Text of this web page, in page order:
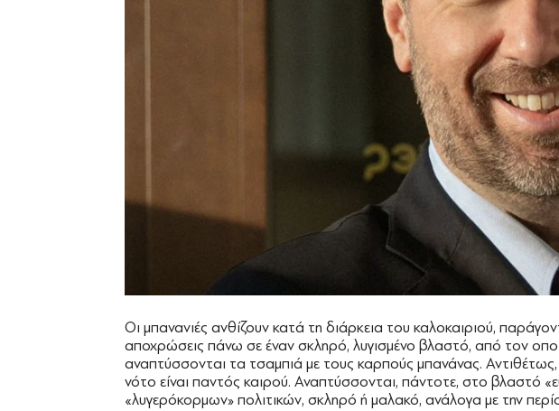
Οι μπανανιές ανθίζουν κατά τη διάρκεια του καλοκαιριού,
αποχρώσεις πάνω σε έναν σκληρό, λυγισμένο βλαστό, από τον
αναπτύσσονται τα τσαμπιά με τους καρπούς μπανάνας. Αντιθέτως,
νότο είναι παντός καιρού. Αναπτύσσονται, πάντοτε, στο βλαστό
«λυγερόκορμων» πολιτικών, σκληρό ή μαλακό, ανάλογα με την